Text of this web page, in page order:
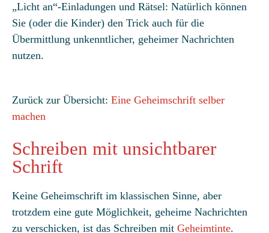
„Licht an“-Einladungen und Rätsel: Natürlich können
Sie (oder die Kinder) den Trick auch für die
Übermittlung unkenntlicher, geheimer Nachrichten
nutzen.
Zurück zur Übersicht: Eine Geheimschrift selber
machen
Schreiben mit unsichtbarer
Schrift
Keine Geheimschrift im klassischen Sinne, aber
trotzdem eine gute Möglichkeit, geheime Nachrichten
zu verschicken, ist das Schreiben mit Geheimtinte.